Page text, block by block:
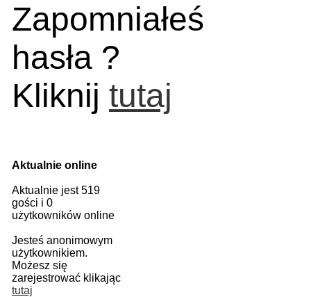
Zapomniałeś
hasła ?
Kliknij tutaj
Aktualnie online
Aktualnie jest 519
gości i 0
użytkowników online
Jesteś anonimowym
użytkownikiem.
Możesz się
zarejestrować klikając
tutaj